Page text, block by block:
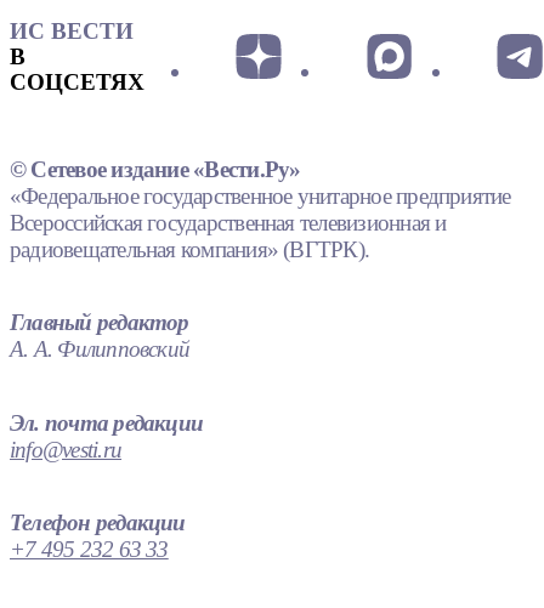
ИС ВЕСТИ
В
СОЦСЕТЯХ
© Сетевое издание «Вести.Ру»
«Федеральное государственное унитарное предприятие
Всероссийская государственная телевизионная и
радиовещательная компания» (ВГТРК).
Главный редактор
А. А. Филипповский
Эл. почта редакции
info@vesti.ru
Телефон редакции
+7 495 232 63 33